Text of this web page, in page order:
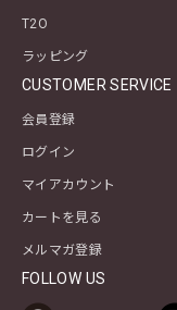
T2O
ラッピング
CUSTOMER SERVICE
会員登録
ログイン
マイアカウント
カートを見る
メルマガ登録
FOLLOW US